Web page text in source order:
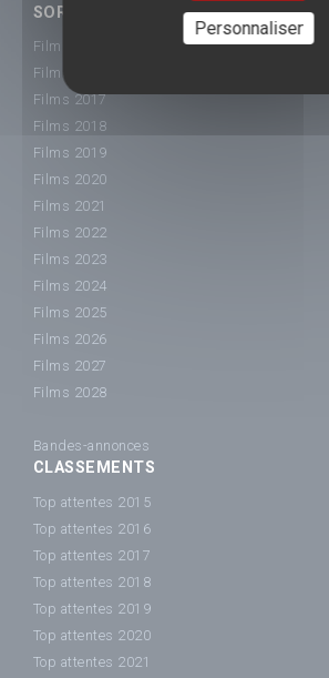
SORTIE CINÉ
Films 2015
Films 2016
Films 2017
Films 2018
Films 2019
Films 2020
Films 2021
Films 2022
Films 2023
Films 2024
Films 2025
Films 2026
Films 2027
Films 2028
Bandes-annonces
CLASSEMENTS
Top attentes 2015
Top attentes 2016
Top attentes 2017
Top attentes 2018
Top attentes 2019
Top attentes 2020
Top attentes 2021
Personnaliser